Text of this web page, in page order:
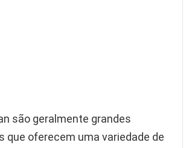
são geralmente grandes
que oferecem uma variedade de